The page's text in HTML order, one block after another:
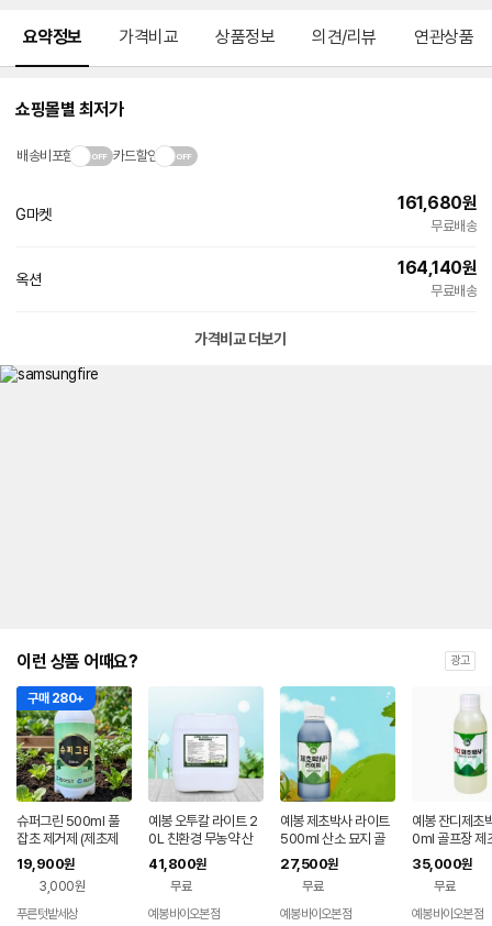
요약정보 가격비교 상품정보 의견/리뷰 연관상품
쇼핑몰별 최저가
배송비포함 카드할인
G마켓
161,680원
무료배송
옥션
164,140원
무료배송
가격비교 더보기
이런 상품 어때요? 광고
구매 280+
슈퍼그린 500ml 풀
잡초 제거제 (제초제
농약X) 냄새 적고 바로
효과 천연 원료
19,900원
3,000원
푸른텃밭세상
예봉 오투칼 라이트 2
0L 친환경 무농약 산
소 잔디 골프장 제초제
대로 하는 원예용품
41,800원
무료
예봉바이오본점
예봉 제초박사 라이트
500ml 산소 묘지 골
프장 제초제대로 하는
친환경 원예용품
27,500원
무료
예봉바이오본점
예봉 잔디제초
0ml 골프장 제
로 하는 친환경
품
35,000원
무료
예봉바이오본점